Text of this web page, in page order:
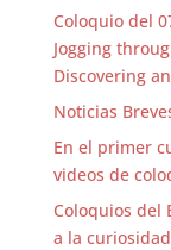
Coloquio del
Jogging
Discovering
Noticias
En el primer
videos de
Coloquios del
a la curiosidad